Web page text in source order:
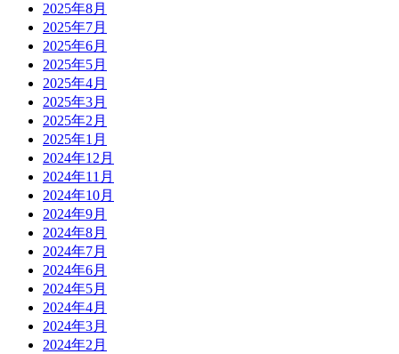
2025年8月
2025年7月
2025年6月
2025年5月
2025年4月
2025年3月
2025年2月
2025年1月
2024年12月
2024年11月
2024年10月
2024年9月
2024年8月
2024年7月
2024年6月
2024年5月
2024年4月
2024年3月
2024年2月